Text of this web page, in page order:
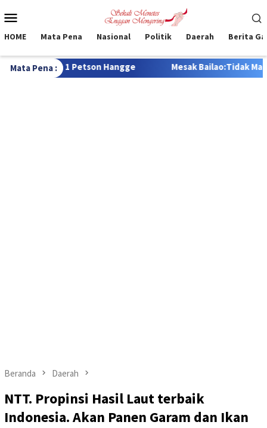
ke
Mobile
HOME Mata Pena Nasional Politik Daerah Berita
Mata Pena :
Mesak Bailao:Tidak Mau Banyak Janji Tapi Tak Henti Berusaha
Beranda Daerah
NTT. Propinsi Hasil Laut terbaik
Indonesia. Akan Panen Garam dan Ikan